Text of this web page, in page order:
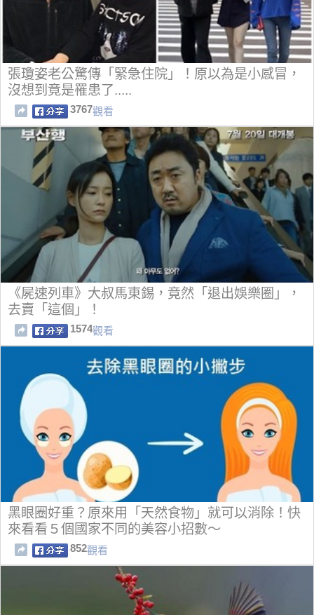
張瓊姿老公驚傳「緊急住院」！原以為是小感冒，
沒想到竟是罹患了.....
3767觀看
《屍速列車》大叔馬東錫，竟然「退出娛樂圈」，
去賣「這個」！
1574觀看
黑眼圈好重？原來用「天然食物」就可以消除！快
來看看５個國家不同的美容小招數～
852觀看